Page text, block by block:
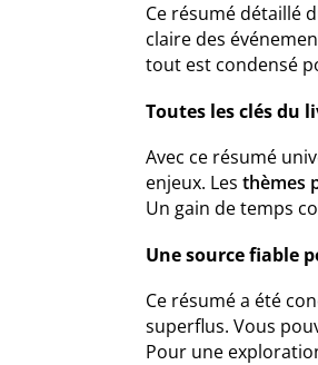
Ce résumé détaillé
claire des
tout est condensé
Toutes les clés du
Avec ce résumé
enjeux. Les thèmes
Un gain de temps
Une source fiable
Ce résumé a été
superflus. Vous
Pour une